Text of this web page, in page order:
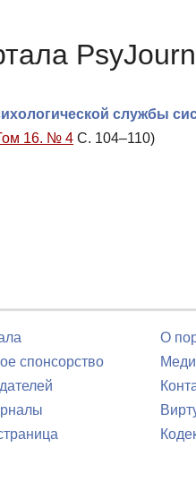
службы
16. № 4 С. 104–110)
спонсорство
О